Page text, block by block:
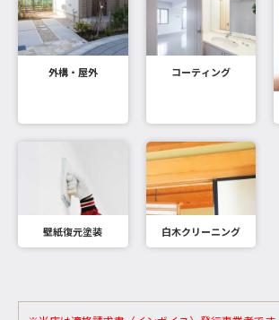
外構・屋外 コーティング
壁紙復元塗装 白木クリーニング